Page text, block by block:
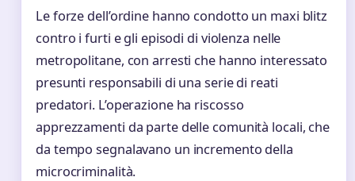
Le forze dell’ordine hanno condotto un maxi blitz
contro i furti e gli episodi di violenza nelle
metropolitane, con arresti che hanno interessato
presunti responsabili di una serie di reati
predatori. L’operazione ha riscosso
apprezzamenti da parte delle comunità locali, che
da tempo segnalavano un incremento della
microcriminalità.